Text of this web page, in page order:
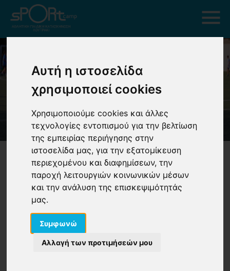
Αυτή η ιστοσελίδα
χρησιμοποιεί cookies
Χρησιμοποιούμε cookies και άλλες
τεχνολογίες εντοπισμού για την βελτίωση
της εμπειρίας περιήγησης στην
ιστοσελίδα μας, για την εξατομίκευση
περιεχομένου και διαφημίσεων, την
παροχή λειτουργιών κοινωνικών μέσων
και την ανάλυση της επισκεψιμότητάς
μας.
Συμφωνώ
Αλλαγή των προτιμήσεών μου
Αθλητικές Δραστηριότητες